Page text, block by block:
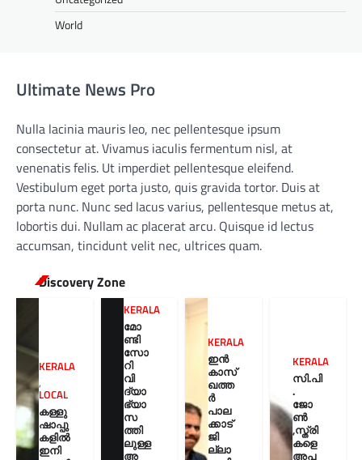
World
Ultimate News Pro
Nulla lacinia mauris leo, nec pellentesque ipsum
consectetur at. Vivamus iaculis fermentum nisl, at
venenatis felis. Ut imperdiet pellentesque eleifend.
Vestibulum eget porta justo, quis gravida tortor. Duis at
porta nunc. Nunc sed lacus varius, pellentesque metus at,
lobortis dui. Nullam ac placerat arcu. Quisque id lectus
accumsan, tincidunt velit nec, ultrices quam.
Discovery Zone
KERALA
,
LOCAL
കള്ളു
ഷാപ്പു
കളിൽ
ഇനി
KERALA
മോ
ണ്ടി
സോ
റി
വി
ദ്യാ
ഭ്യാ
സ
ത്തി
ലുള്ള
അ
KERALA
ഇൻ
കാസ്
ഖത്ത
ർ
പാല
ക്കാട്
ജി
ല്ലാ
KERALA
സി.പി
.
ജോ
ൺ
,സ്ത്രി
കളെ
അപ